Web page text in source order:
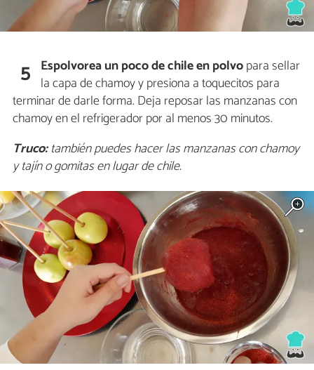
5 Espolvorea un poco de chile en polvopara sellar
la capa de chamoy y presiona a toquecitos para
terminar de darle forma. Deja reposar las manzanas con
chamoy en el refrigerador por al menos 30 minutos.
Truco:también puedes hacer las manzanas con chamoy
y tajín o gomitas en lugar de chile.